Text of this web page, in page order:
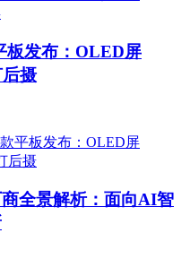
板发布：OLED屏
摄
全景解析：面向AI智